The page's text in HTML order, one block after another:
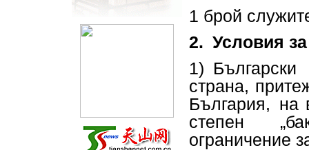
1 брой
2. Условия
1)
страна,
България, на
степен
ограничение